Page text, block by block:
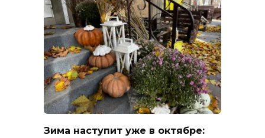
Зима наступит уже в октябре: